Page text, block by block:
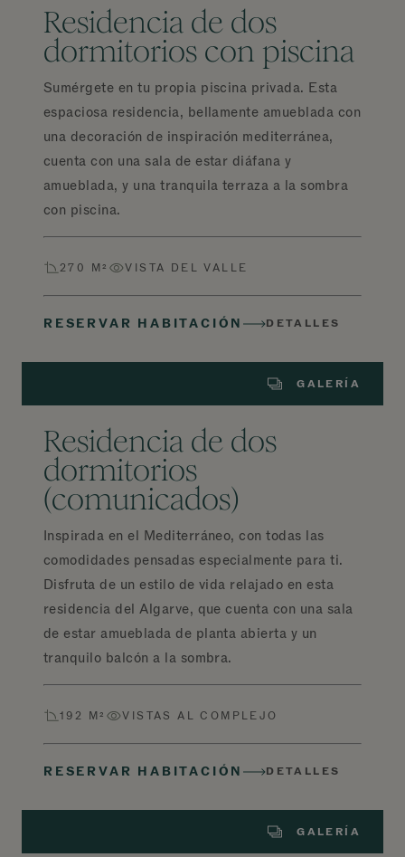
Residencia de dos
dormitorios con piscina
Sumérgete en tu propia piscina privada. Esta
espaciosa residencia, bellamente amueblada con
una decoración de inspiración mediterránea,
cuenta con una sala de estar diáfana y
amueblada, y una tranquila terraza a la sombra
con piscina.
270 M² VISTA DEL VALLE
RESERVAR HABITACIÓN DETALLES
GALERÍA
Residencia de dos
dormitorios
(comunicados)
Inspirada en el Mediterráneo, con todas las
comodidades pensadas especialmente para ti.
Disfruta de un estilo de vida relajado en esta
residencia del Algarve, que cuenta con una sala
de estar amueblada de planta abierta y un
tranquilo balcón a la sombra.
192 M² VISTAS AL COMPLEJO
RESERVAR HABITACIÓN DETALLES
GALERÍA